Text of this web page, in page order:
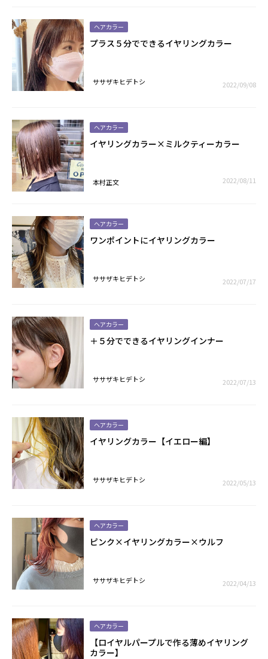
ヘアカラー
プラス５分でできるイヤリングカラー
ササザキヒデトシ 2022/09/08
ヘアカラー
イヤリングカラー×ミルクティーカラー
本村正文 2022/08/11
ヘアカラー
ワンポイントにイヤリングカラー
ササザキヒデトシ 2022/07/17
ヘアカラー
＋５分でできるイヤリングインナー
ササザキヒデトシ 2022/07/13
ヘアカラー
イヤリングカラー【イエロー編】
ササザキヒデトシ 2022/05/13
ヘアカラー
ピンク×イヤリングカラー×ウルフ
ササザキヒデトシ 2022/04/13
ヘアカラー
【ロイヤルパープルで作る薄めイヤリング
カラー】